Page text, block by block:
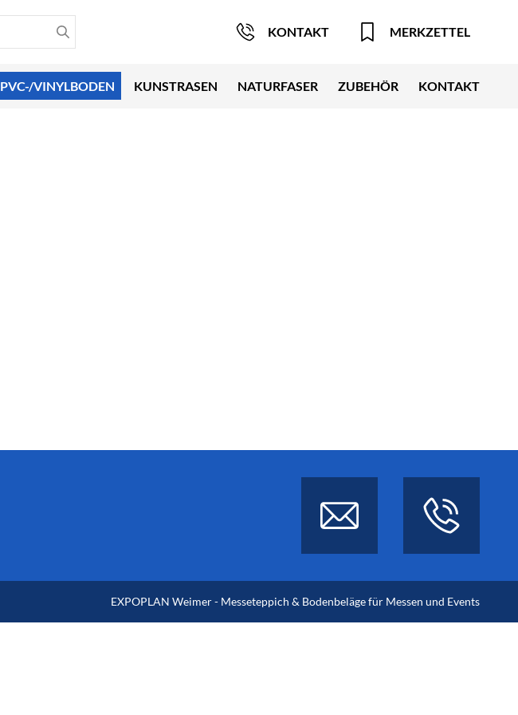
KONTAKT MERKZETTEL
PVC-/VINYLBODEN KUNSTRASEN NATURFASER ZUBEHÖR KONTAKT
EXPOPLAN Weimer - Messeteppich & Bodenbeläge für Messen und Events